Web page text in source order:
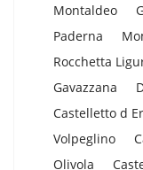
Montaldeo
Paderna
Rocchetta
Gavazzana
Castelletto d
Volpeglino
Olivola